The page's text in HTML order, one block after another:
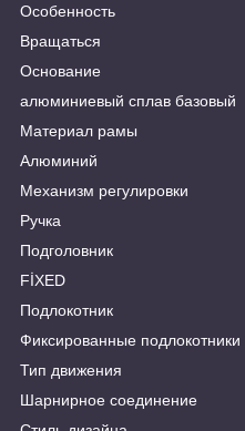
Особенность
Вращаться
Основание
алюминиевый сплав базовый
Материал рамы
Алюминий
Механизм регулировки
Ручка
Подголовник
FİXED
Подлокотник
Фиксированные подлокотники
Тип движения
Шарнирное соединение